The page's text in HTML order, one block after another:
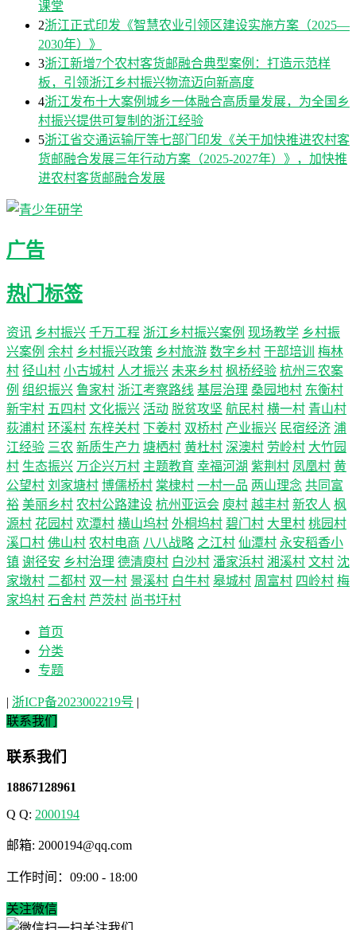
课堂
2浙江正式印发《智慧农业引领区建设实施方案（2025—
2030年）》
3浙江新增7个农村客货邮融合典型案例：打造示范样
板，引领浙江乡村振兴物流迈向新高度
4浙江发布十大案例城乡一体融合高质量发展，为全国乡
村振兴提供可复制的浙江经验
5浙江省交通运输厅等七部门印发《关于加快推进农村客
货邮融合发展三年行动方案（2025-2027年）》，加快推
进农村客货邮融合发展
广告
热门标签
资讯 乡村振兴 千万工程 浙江乡村振兴案例 现场教学 乡村振
兴案例 余村 乡村振兴政策 乡村旅游 数字乡村 干部培训
梅林
村 径山村 小古城村 人才振兴 未来乡村 枫桥经验 杭州三农案
例 组织振兴 鲁家村 浙江考察路线 基层治理 桑园地村 东衡村
新宇村 五四村 文化振兴 活动 脱贫攻坚 航民村 横一村 青山村
荻浦村 环溪村 东梓关村 下姜村 双桥村 产业振兴 民宿经济 浦
江经验 三农 新质生产力 塘栖村 黄杜村 深澳村 劳岭村 大竹园
村 生态振兴 万企兴万村 主题教育 幸福河湖 紫荆村 凤凰村 黄
公望村 刘家塘村 博儒桥村 棠棣村 一村一品 两山理念 共同富
裕 美丽乡村 农村公路建设 杭州亚运会 庾村 越丰村 新农人 枫
源村 花园村 欢潭村 横山坞村 外桐坞村 碧门村 大里村 桃园村
溪口村 佛山村 农村电商 八八战略 之江村 仙潭村 永安稻香小
镇 谢径安 乡村治理 德清庾村 白沙村 潘家浜村 湘溪村 文村 沈
家墩村 二都村 双一村 景溪村 白牛村 皋城村 周富村 四岭村 梅
家坞村 石舍村 芦茨村 尚书圩村
首页
分类
专题
| 浙ICP备2023002219号 |
联系我们
联系我们
18867128961
Q Q: 2000194
邮箱: 2000194@qq.com
工作时间：09:00 - 18:00
关注微信